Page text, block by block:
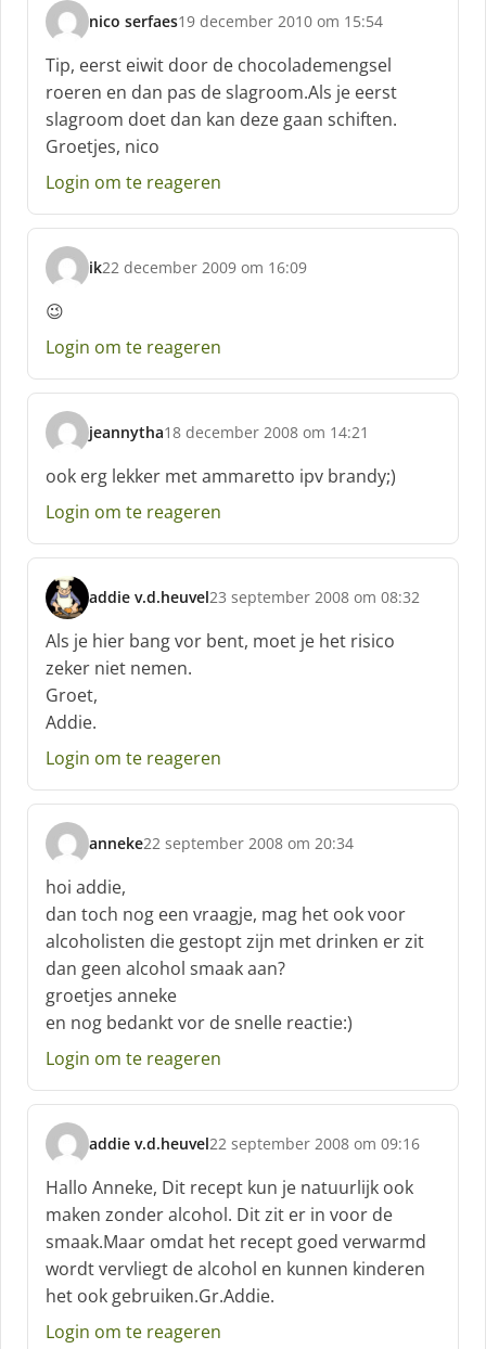
nico serfaes
s
c
h
r
e
e
:
19 december 2010 om 15:54
Tip, eerst eiwit door de chocolademengsel
roeren en dan pas de slagroom.Als je eerst
slagroom doet dan kan deze gaan schiften.
Groetjes, nico
Login om te reageren
ik
s
c
h
r
e
f
:
22 december 2009 om 16:09
😉
Login om te reageren
jeannytha
s
h
r
e
f
:
18 december 2008 om 14:21
ook erg lekker met ammaretto ipv brandy;)
Login om te reageren
addie v.d.heuvel
s
c
h
r
e
e
:
23 september 2008 om 08:32
Als je hier bang vor bent, moet je het risico
zeker niet nemen.
Groet,
Addie.
Login om te reageren
anneke
s
c
h
r
e
e
f
22 september 2008 om 20:34
hoi addie,
dan toch nog een vraagje, mag het ook voor
alcoholisten die gestopt zijn met drinken er zit
dan geen alcohol smaak aan?
groetjes anneke
en nog bedankt vor de snelle reactie:)
Login om te reageren
addie v.d.heuvel
s
c
h
r
e
e
f
22 september 2008 om 09:16
Hallo Anneke, Dit recept kun je natuurlijk ook
maken zonder alcohol. Dit zit er in voor de
smaak.Maar omdat het recept goed verwarmd
wordt vervliegt de alcohol en kunnen kinderen
het ook gebruiken.Gr.Addie.
Login om te reageren